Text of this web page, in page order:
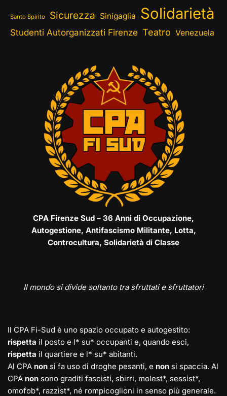
Santo Spirito Sicurezza Sinigaglia Solidarietà
Studenti Autorganizzati Firenze Teatro Venezuela
CPA Firenze Sud – 36 Anni di Occupazione,
Autogestione, Antifascismo Militante, Lotta,
Controcultura, Solidarietà di Classe
Il mondo si divide soltanto tra sfruttati e sfruttatori
Il CPA Fi-Sud è uno spazio occupato e autogestito:
rispetta il posto e l* su* occupanti e, quando esci,
rispetta il quartiere e l* su* abitanti.
Al CPA non si fa uso di droghe pesanti, e non si spaccia. Al
CPA non sono graditi fascisti, sbirri, molest*, sessist*,
omofob*, razzist*, né rompicoglioni in senso più generale.